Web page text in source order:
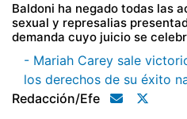
Baldoni ha negado todas las
sexual y represalias
demanda cuyo juicio se
- Mariah Carey sale
los derechos de su éxito
Redacción/efe